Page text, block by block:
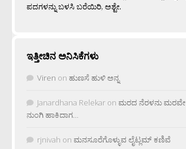
ಪದಗಳನ್ನು ಬಳಸಿ ಬರೆಯಿರಿ, ಅಶ್ಟೇ.
ಇತ್ತೀಚಿನ ಅನಿಸಿಕೆಗಳು
Viren on ಹುಣಸೆ ಹುಳಿ ಅನ್ನ
Janardhana Relekar on ಮರದ ನೆರಳನು ಮರವೇ
ನುಂಗಿ ಹಾಕಿದಾಗ…
rjnivah on ಮನಸೂರೆಗೊಳ್ಳುವ ಲೈಟ್ಲಮ್ ಕಣಿವೆ